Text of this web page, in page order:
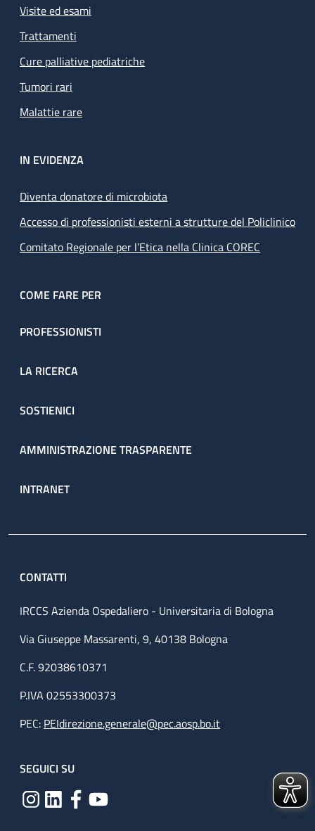
Visite ed esami
Trattamenti
Cure palliative pediatriche
Tumori rari
Malattie rare
IN EVIDENZA
Diventa donatore di microbiota
Accesso di professionisti esterni a strutture del Policlinico
Comitato Regionale per l’Etica nella Clinica COREC
COME FARE PER
PROFESSIONISTI
LA RICERCA
SOSTIENICI
AMMINISTRAZIONE TRASPARENTE
INTRANET
CONTATTI
IRCCS Azienda Ospedaliero - Universitaria di Bologna
Via Giuseppe Massarenti, 9, 40138 Bologna
C.F. 92038610371
P.IVA 02553300373
PEC: PEIdirezione.generale@pec.aosp.bo.it
SEGUICI SU